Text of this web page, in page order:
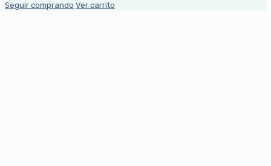
Seguir comprando Ver carrito